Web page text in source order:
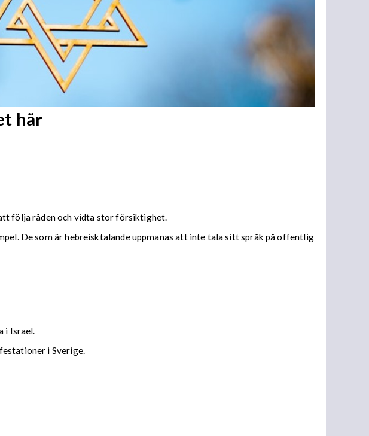
här
följa råden och vidta stor försiktighet.
De som är hebreisktalande uppmanas att inte tala sitt språk på offentlig
i Israel.
i Sverige.